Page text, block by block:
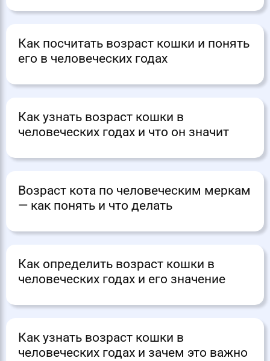
Как посчитать возраст кошки и понять
его в человеческих годах
Как узнать возраст кошки в
человеческих годах и что он значит
Возраст кота по человеческим меркам
— как понять и что делать
Как определить возраст кошки в
человеческих годах и его значение
Как узнать возраст кошки в
человеческих годах и зачем это важно